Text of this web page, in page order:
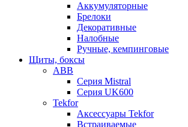
Аккумуляторные
Брелоки
Декоративные
Налобные
Ручные, кемпинговые
Щиты, боксы
ABB
Серия Mistral
Серия UK600
Tekfor
Аксессуары Tekfor
Встраиваемые